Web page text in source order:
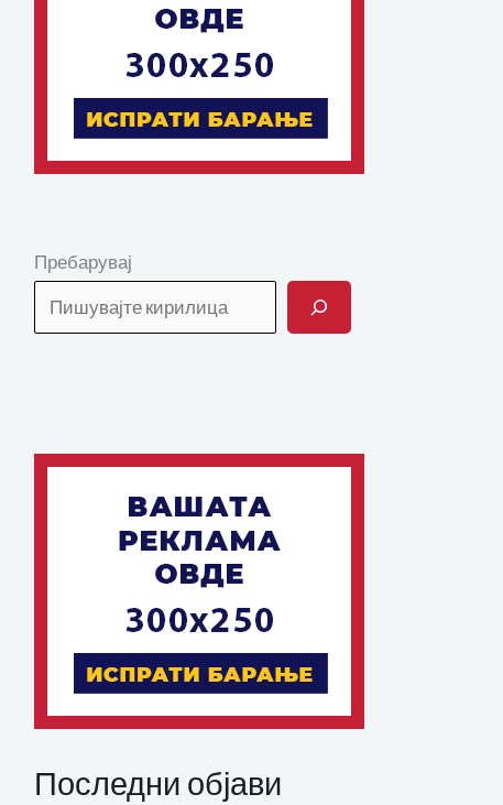
Пребарувај
Последни објави